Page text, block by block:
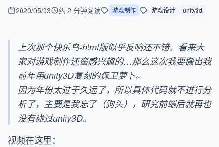
2020/05/03 约 2 分钟阅读 游戏制作 游戏设计 unity3d
上次那个快乐鸟-html版似乎反响还不错，看来大
家对游戏制作还蛮感兴趣的…那么这次我要搬出我
前年用unity3D复刻的保卫萝卜。
因为年份太过于久远了，所以具体代码就不进行分
析了，主要是我忘了（狗头），研究前端后就再也
没有碰过unity3D。
视频在这里：